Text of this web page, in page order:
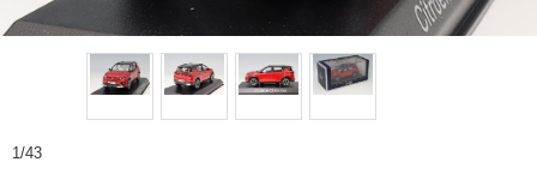
1/43